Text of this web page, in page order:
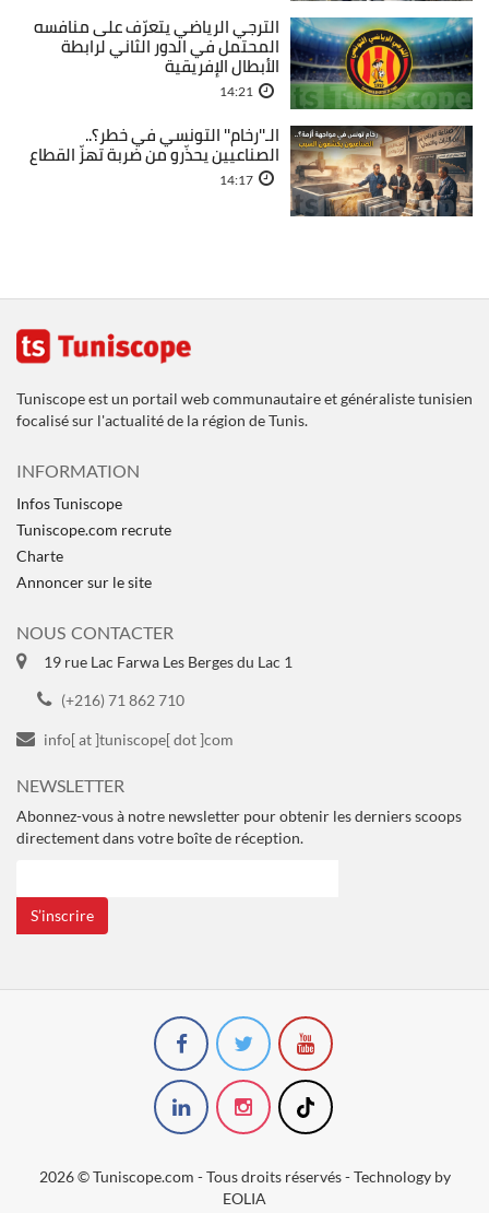
الترجي الرياضي يتعرّف على منافسه
المحتمل في الدور الثاني لرابطة
الأبطال الإفريقية
14:21
الـ''رخام'' التونسي في خطر؟..
الصناعيين يحذّرو من ضربة تهزّ القطاع
14:17
Tuniscope est un portail web communautaire et généraliste tunisien
focalisé sur l'actualité de la région de Tunis.
INFORMATION
Infos Tuniscope
Tuniscope.com recrute
Charte
Annoncer sur le site
NOUS CONTACTER
19 rue Lac Farwa Les Berges du Lac 1
(+216) 71 862 710
info[ at ]tuniscope[ dot ]com
NEWSLETTER
Abonnez-vous à notre newsletter pour obtenir les derniers scoops
directement dans votre boîte de réception.
S’inscrire
2026 © Tuniscope.com - Tous droits réservés - Technology by
EOLIA